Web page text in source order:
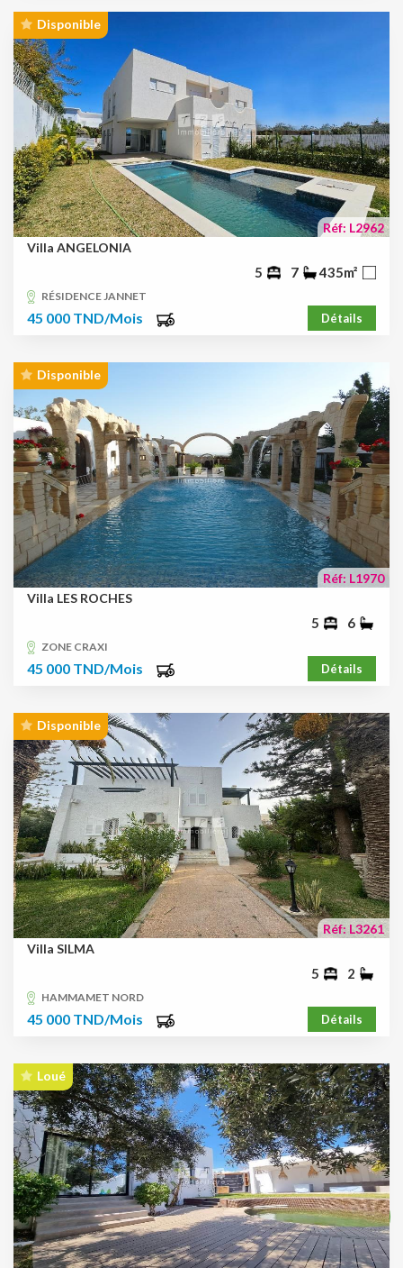
Disponible
Réf: L2962
Villa ANGELONIA
5 7 435m²
RÉSIDENCE JANNET
45 000 TND/Mois Détails
Disponible
Réf: L1970
Villa LES ROCHES
5 6
ZONE CRAXI
45 000 TND/Mois Détails
Disponible
Réf: L3261
Villa SILMA
5 2
HAMMAMET NORD
45 000 TND/Mois Détails
Loué